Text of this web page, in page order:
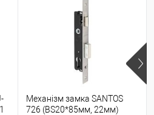
Механізм замка SANTOS
726 (BS20*85мм, 22мм)